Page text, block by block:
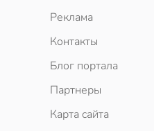
Реклама
Контакты
Блог портала
Партнеры
Карта сайта